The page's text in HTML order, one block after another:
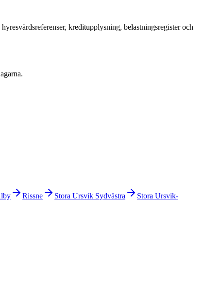
kreditupplysning, belastningsregister och
Rissne Stora Ursvik Sydvästra
Stora Ursvik-